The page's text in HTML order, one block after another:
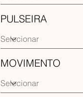
PULSEIRA
MOVIMENTO